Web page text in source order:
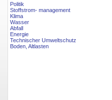
Politik
Stoffstrom- management
Klima
Wasser
Abfall
Energie
Technischer Umweltschutz
Boden, Altlasten